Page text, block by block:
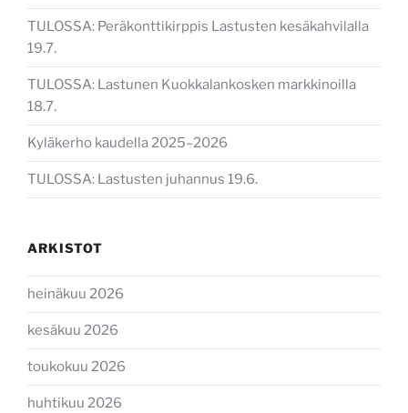
TULOSSA: Peräkonttikirppis Lastusten kesäkahvilalla
19.7.
TULOSSA: Lastunen Kuokkalankosken markkinoilla
18.7.
Kyläkerho kaudella 2025–2026
TULOSSA: Lastusten juhannus 19.6.
ARKISTOT
heinäkuu 2026
kesäkuu 2026
toukokuu 2026
huhtikuu 2026